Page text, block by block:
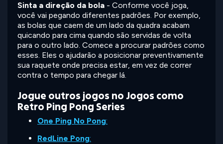
Sinta a direção da bola - Conforme você joga,
você vai pegando diferentes padrões. Por exemplo,
as bolas que caem de um lado da quadra acabam
quicando para cima quando são servidas de volta
para o outro lado. Comece a procurar padrões como
esses. Eles o ajudarão a posicionar preventivamente
sua raquete onde precisa estar, em vez de correr
contra o tempo para chegar lá.
Jogue outros jogos no Jogos como
Retro Ping Pong Series
One Ping No Pong:
RedLine Pong: